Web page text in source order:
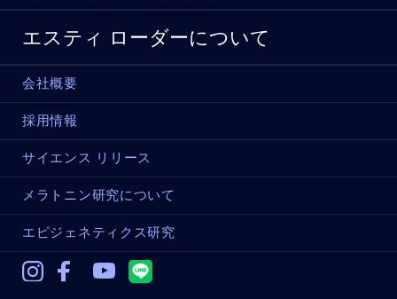
エスティ ローダーについて
会社概要
採用情報
サイエンス リリース
メラトニン研究について
エピジェネティクス研究
InstagramFacebook